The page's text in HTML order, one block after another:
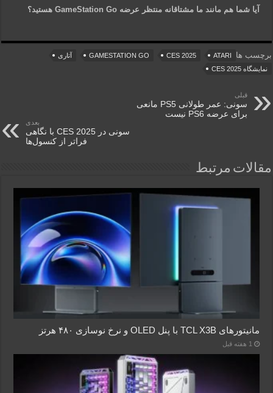
آیا شما هم مانند ما مشتاقانه منتظر عرضه GameStation Go هستید؟
برچسب ها ATARI
CES 2025
GAMESTATION GO
آتاری
نمایشگاه CES 2025
قبلی
سونی: عمر طولانی PS5 مانعی
برای عرضه PS6 نیست
بعدی
سونی در CES 2025 با نگاهی
فراتر از کنسول‌ها
مقالات مرتبط
مانیتورهای TCL X3B با پنل OLED و نرخ نوسازی ۴۸۰ هرتز
1 هفته قبل